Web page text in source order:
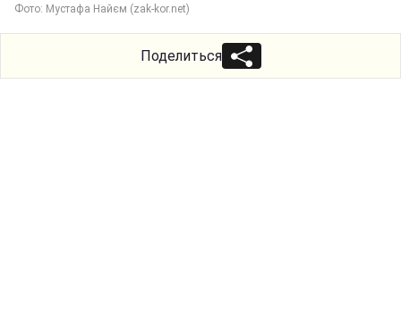
Фото: Мустафа Найєм (zak-kor.net)
Поделиться